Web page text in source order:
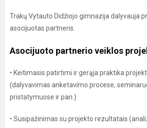
Trakų Vytauto Didžiojo gimnazija dalyvauja
asocijuotas
Asocijuoto partnerio veiklos
• Keitimasis patirtimi ir gerąja praktika
(dalyvavimas anketavimo procese,
pristatymuose ir pan.)
• Susipažinimas su projekto rezultatais